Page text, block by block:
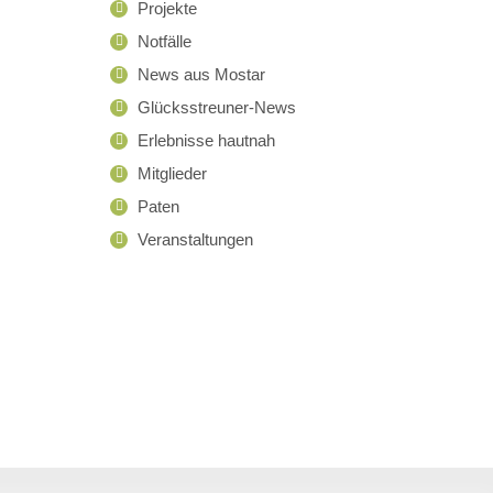
Projekte
Notfälle
News aus Mostar
Glücksstreuner-News
Erlebnisse hautnah
Mitglieder
Paten
Veranstaltungen